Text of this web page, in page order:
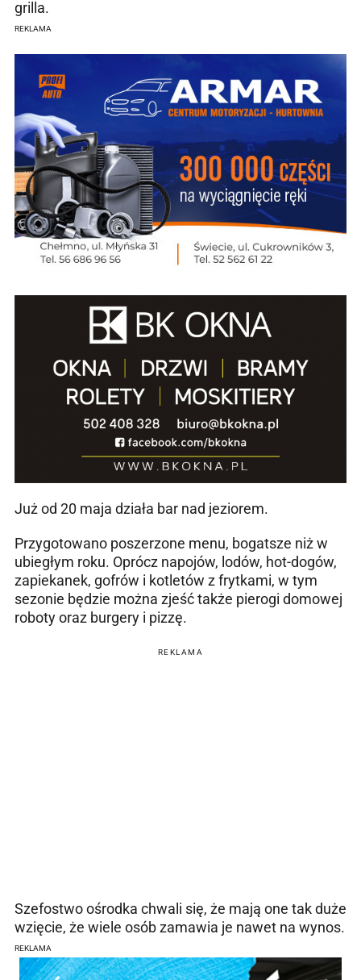
grilla.
REKLAMA
Już od 20 maja działa bar nad jeziorem.
Przygotowano poszerzone menu, bogatsze niż w
ubiegłym roku. Oprócz napojów, lodów, hot-dogów,
zapiekanek, gofrów i kotletów z frytkami, w tym
sezonie będzie można zjeść także pierogi domowej
roboty oraz burgery i pizzę.
REKLAMA
Szefostwo ośrodka chwali się, że mają one tak duże
wzięcie, że wiele osób zamawia je nawet na wynos.
REKLAMA